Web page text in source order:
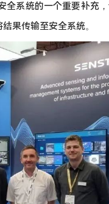
系统的一个重要补充
果传输至安全系统。